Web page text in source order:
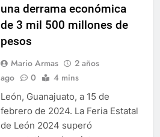
una derrama económica
de 3 mil 500 millones de
pesos
Mario Armas
2 años
ago
0 4 mins
León, Guanajuato, a 15 de
febrero de 2024. La Feria Estatal
de León 2024 superó